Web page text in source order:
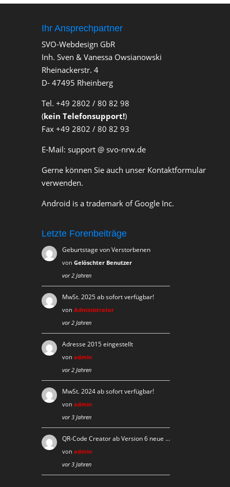
Ihr Ansprechpartner
SVO-Webdesign GbR
Inh. Sven & Vanessa Owsianowski
Rheinackerstr. 4
D- 47495 Rheinberg
Tel. +49 2802 / 80 82 98
(kein Telefonsupport!)
Fax +49 2802 / 80 82 93
E-Mail: support @ svo-nrw.de
Gerne können Sie auch unser Kontaktformular
verwenden.
Android is a trademark of Google Inc.
Letzte Forenbeiträge
Geburtstage von Verstorbenen
von Gelöschter Benutzer
vor 2 Jahren
MwSt. 2025 ab sofort verfügbar!
von Administrator
vor 2 Jahren
Adresse 2015 eingestellt
von admin
vor 2 Jahren
MwSt. 2024 ab sofort verfügbar!
von admin
vor 3 Jahren
QR-Code Creator ab Version 6 neue …
von admin
vor 3 Jahren